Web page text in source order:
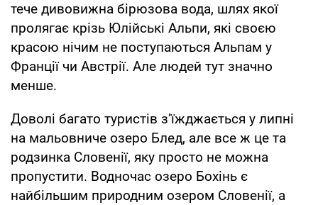
тече дивовижна бірюзова вода, шлях якої
пролягає крізь Юлійські Альпи, які своєю
красою нічим не поступаються Альпам у
Франції чи Австрії. Але людей тут значно
менше.
Доволі багато туристів з’їжджається у липні
на мальовниче озеро Блед, але все ж це та
родзинка Словенії, яку просто не можна
пропустити. Водночас озеро Бохінь є
найбільшим природним озером Словенії, а